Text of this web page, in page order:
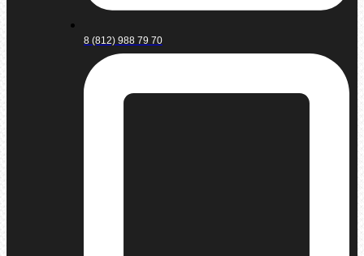
8 (812) 988 79 70